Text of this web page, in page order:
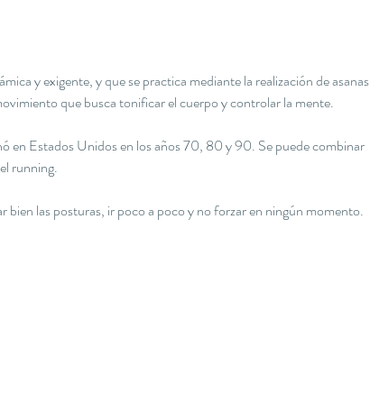
y exigente, y que se practica mediante la realización de asanas
que busca tonificar el cuerpo y controlar la mente.
en Estados Unidos en los años 70, 80 y 90. Se puede combinar
running.
bien las posturas, ir poco a poco y no forzar en ningún momento.